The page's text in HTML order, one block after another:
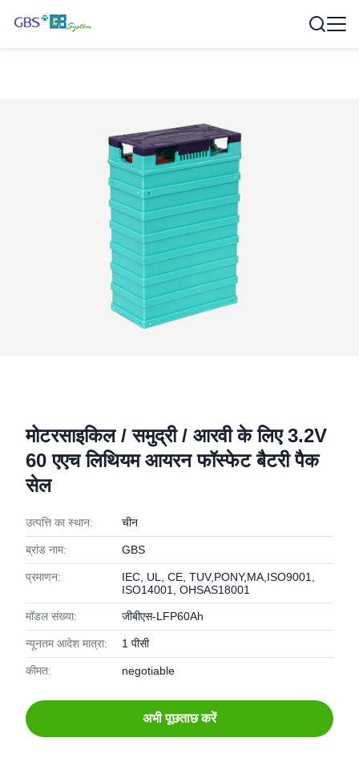
मोटरसाइकिल / समुद्री / आरवी के लिए 3.2V
60 एएच लिथियम आयरन फॉस्फेट बैटरी पैक
सेल
उत्पत्ति का स्थान: चीन
ब्रांड नाम: GBS
प्रमाणन:
IEC, UL, CE, TUV,PONY,MA,ISO9001,
ISO14001, OHSAS18001
मॉडल संख्या: जीबीएस-LFP60Ah
न्यूनतम आदेश मात्रा: 1 पीसी
कीमत: negotiable
अभी पूछताछ करें